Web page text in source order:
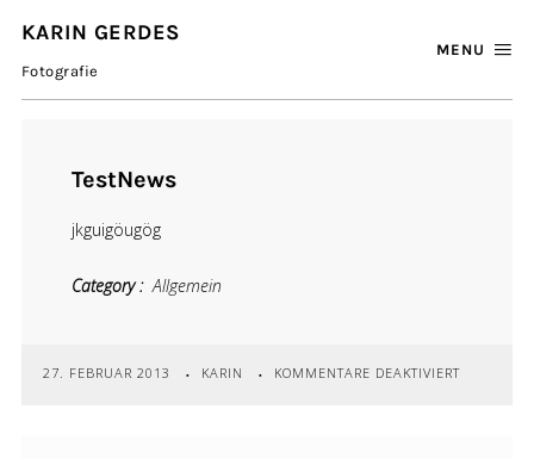
KARIN GERDES
Fotografie
MENU
TestNews
jkguigöugög
Category Allgemein
27. FEBRUAR 2013 KARIN KOMMENTARE DEAKTIVIERTFÜR